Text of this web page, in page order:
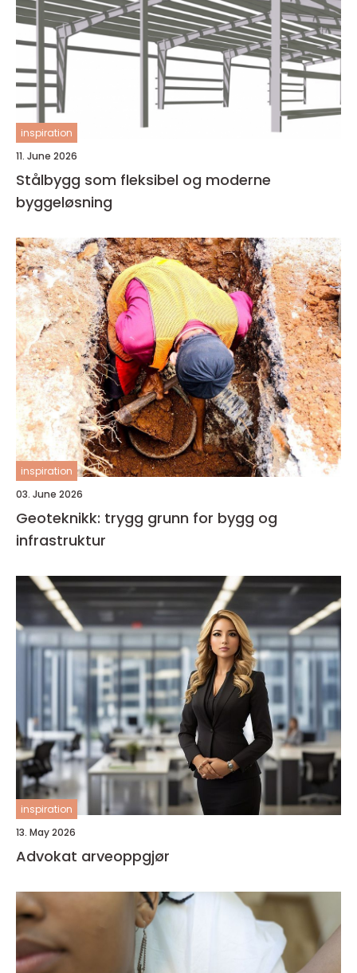
inspiration
11. June 2026
Stålbygg som fleksibel og moderne
byggeløsning
inspiration
03. June 2026
Geoteknikk: trygg grunn for bygg og
infrastruktur
inspiration
13. May 2026
Advokat arveoppgjør